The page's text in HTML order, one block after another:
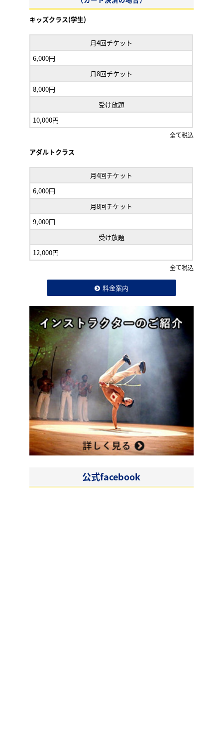
キッズクラス(学生)
月4回チケット
6,000円
月8回チケット
8,000円
受け放題
10,000円
全て税込
アダルトクラス
月4回チケット
6,000円
月8回チケット
9,000円
受け放題
12,000円
全て税込
料金案内
公式facebook